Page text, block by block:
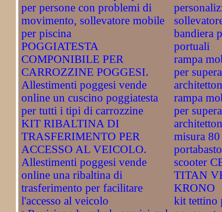
per persone con problemi di
movimento, sollevatore mobile
per piscina
POGGIATESTA
COMPONIBILE PER
CARROZZINE POGGESI.
Allestimenti poggesi vende
online un cuscino poggiatesta
per tutti i tipi di carrozzine
KIT RIBALTINA DI
TRASFERIMENTO PER
ACCESSO AL VEICOLO.
Allestimenti poggesi vende
online una ribaltina di
trasferimento per facilitare
l'accesso al veicolo
bandiera
portuali
rampa
per
rampa
per
misura
scooter
TITAN
KRONO
kit tettino